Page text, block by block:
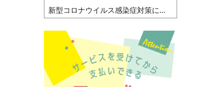
新型コロナウイルス感染症対策に...